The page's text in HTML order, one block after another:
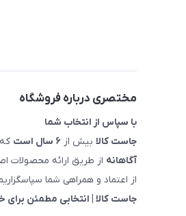
مختصری درباره فروشگاه
با سپاس از انتخاب شما
جاست کالا بیش از ۶ سال است
آگاهانه از طریق ارائه محصولات
از اعتماد و همراهی شما
جاست کالا | انتخابی مطمئن برای